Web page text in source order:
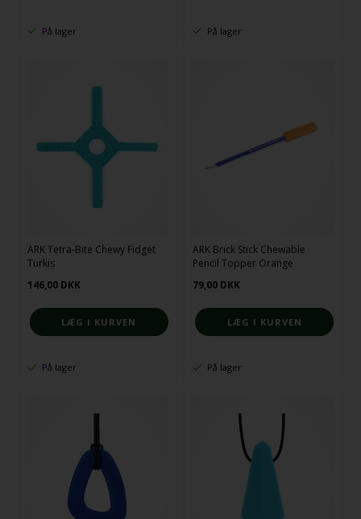
På lager På lager
ARK Tetra-Bite Chewy Fidget
Turkis
146,00 DKK
På lager
ARK Brick Stick Chewable
Pencil Topper Orange
79,00 DKK
På lager